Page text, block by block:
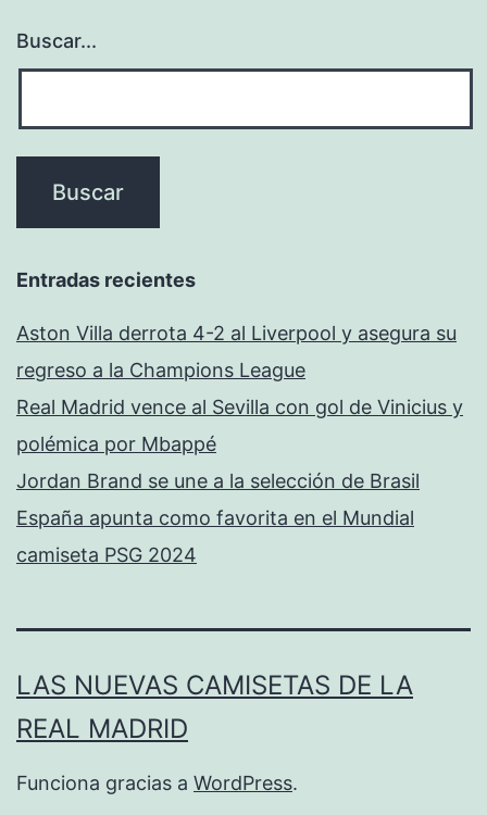
Buscar...
Entradas recientes
Aston Villa derrota 4-2 al Liverpool y asegura su
regreso a la Champions League
Real Madrid vence al Sevilla con gol de Vinicius y
polémica por Mbappé
Jordan Brand se une a la selección de Brasil
España apunta como favorita en el Mundial
camiseta PSG 2024
LAS NUEVAS CAMISETAS DE LA
REAL MADRID
Funciona gracias a WordPress.